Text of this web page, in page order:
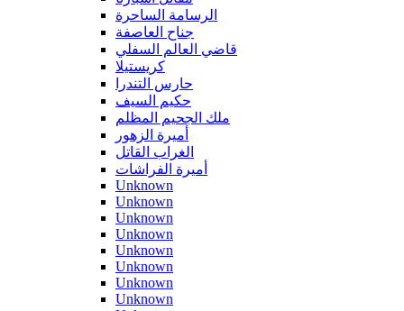
الرسامة الساحرة
جناح العاصفة
قاضي العالم السفلي
كريستيلا
حارس التندرا
حكيم السيف
ملك الجحيم المظلم
أميرة الزهور
الغراب القاتل
أميرة الفراشات
Unknown
Unknown
Unknown
Unknown
Unknown
Unknown
Unknown
Unknown